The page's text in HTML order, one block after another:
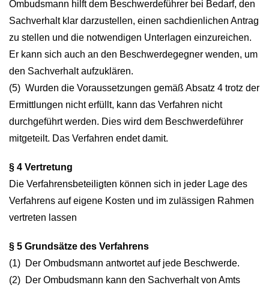
Ombudsmann hilft dem Beschwerdeführer bei Bedarf, den
Sachverhalt klar darzustellen, einen sachdienlichen Antrag
zu stellen und die notwendigen Unterlagen einzureichen.
Er kann sich auch an den Beschwerdegegner wenden, um
den Sachverhalt aufzuklären.
(5) Wurden die Voraussetzungen gemäß Absatz 4 trotz der
Ermittlungen nicht erfüllt, kann das Verfahren nicht
durchgeführt werden. Dies wird dem Beschwerdeführer
mitgeteilt. Das Verfahren endet damit.
§ 4 Vertretung
Die Verfahrensbeteiligten können sich in jeder Lage des
Verfahrens auf eigene Kosten und im zulässigen Rahmen
vertreten lassen
§ 5 Grundsätze des Verfahrens
(1) Der Ombudsmann antwortet auf jede Beschwerde.
(2) Der Ombudsmann kann den Sachverhalt von Amts